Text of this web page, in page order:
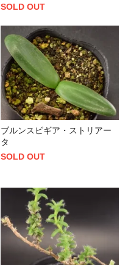
SOLD OUT
ブルンスビギア・ストリアー
タ
SOLD OUT